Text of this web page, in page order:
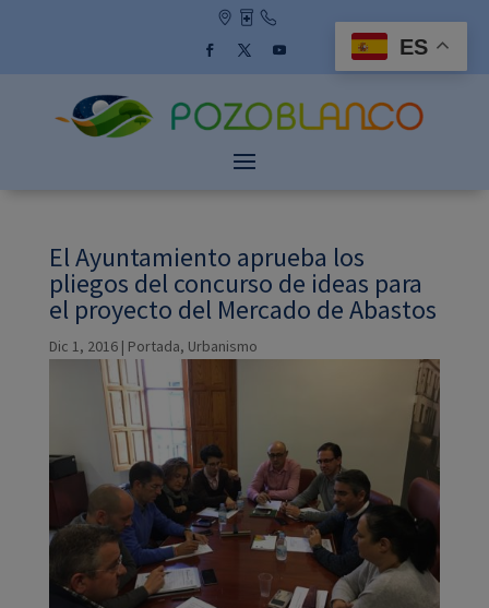
El Ayuntamiento aprueba los
pliegos del concurso de ideas para
el proyecto del Mercado de Abastos
Dic 1, 2016| Portada, Urbanismo
ES